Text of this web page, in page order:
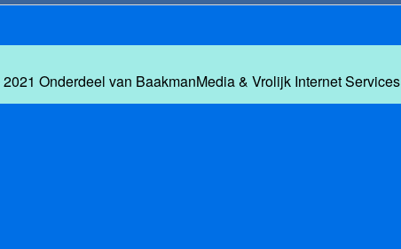
Onderdeel van BaakmanMedia& Vrolijk Internet Services